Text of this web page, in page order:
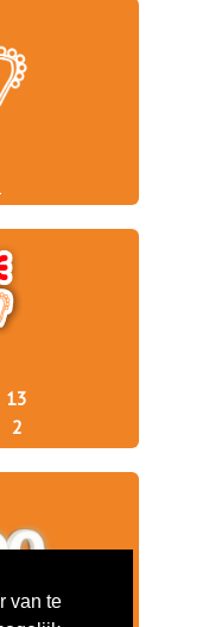
13
2
van te